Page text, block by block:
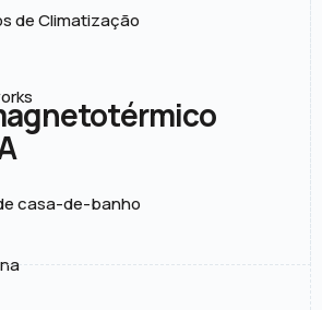
de Climatização
casa-de-banho